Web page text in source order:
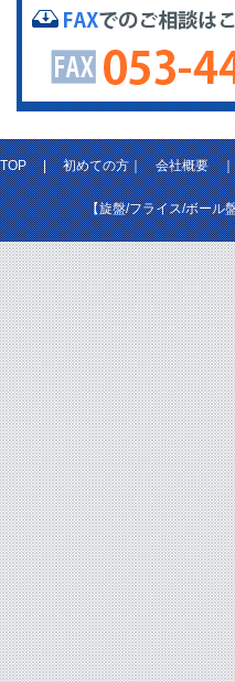
TOP|初めての方｜会社概要
【旋盤/フライス/ボール